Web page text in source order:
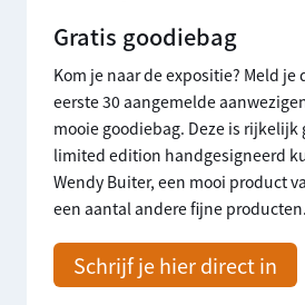
Gratis goodiebag
Kom je naar de expositie? Meld je
eerste 30 aangemelde
mooie goodiebag. Deze is rijkelijk
limited edition handgesigneerd
Wendy Buiter, een mooi product
een aantal andere fijne producten.
Schrijf je hier direct in